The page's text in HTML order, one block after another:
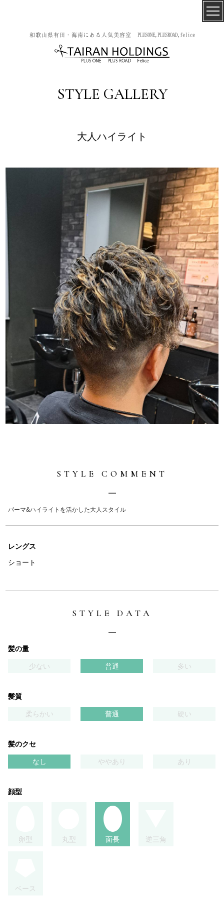
和歌山県有田・海南にある人気美容室 PLUSONE,PLUSROAD,felice
STYLE GALLERY
大人ハイライト
STYLE COMMENT
パーマ&ハイライトを活かした大人スタイル
レングス
ショート
STYLE DATA
髪の量
少ない 普通 多い
髪質
柔らかい 普通 硬い
髪のクセ
なし ややあり あり
顔型
卵型 丸型 面長 逆三角
ベース